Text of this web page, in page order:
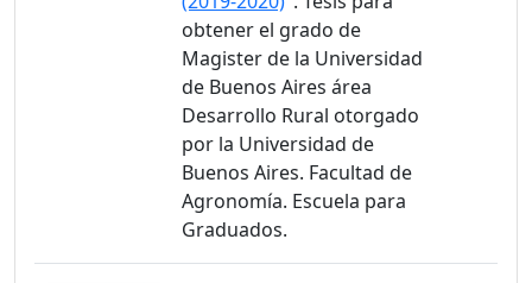
obtener el grado de
Magister de la Universidad
de Buenos Aires área
Desarrollo Rural otorgado
por la Universidad de
Buenos Aires. Facultad de
Agronomía. Escuela para
Graduados.